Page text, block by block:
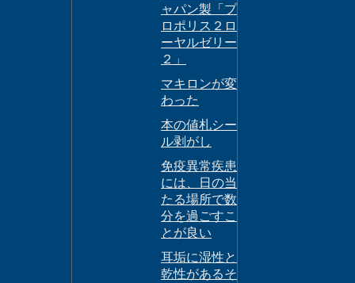
ャパン製「プ
ロポリス２ロ
ーヤルゼリー
２」
マキロンが変
わった
本の値札シー
ル剥がし
免疫異常疾患
には、日の当
たる場所で数
分を過ごすこ
とが良い
耳垢に湿性と
乾性があるそ